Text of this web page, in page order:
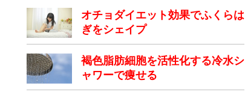
オチョダイエット効果でふくらは
ぎをシェイプ
褐色脂肪細胞を活性化する冷水シ
ャワーで痩せる